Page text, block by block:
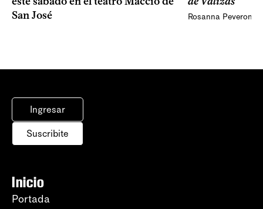
San José
Rosanna Peveroni
Ingresar
Suscribite
Inicio
Portada